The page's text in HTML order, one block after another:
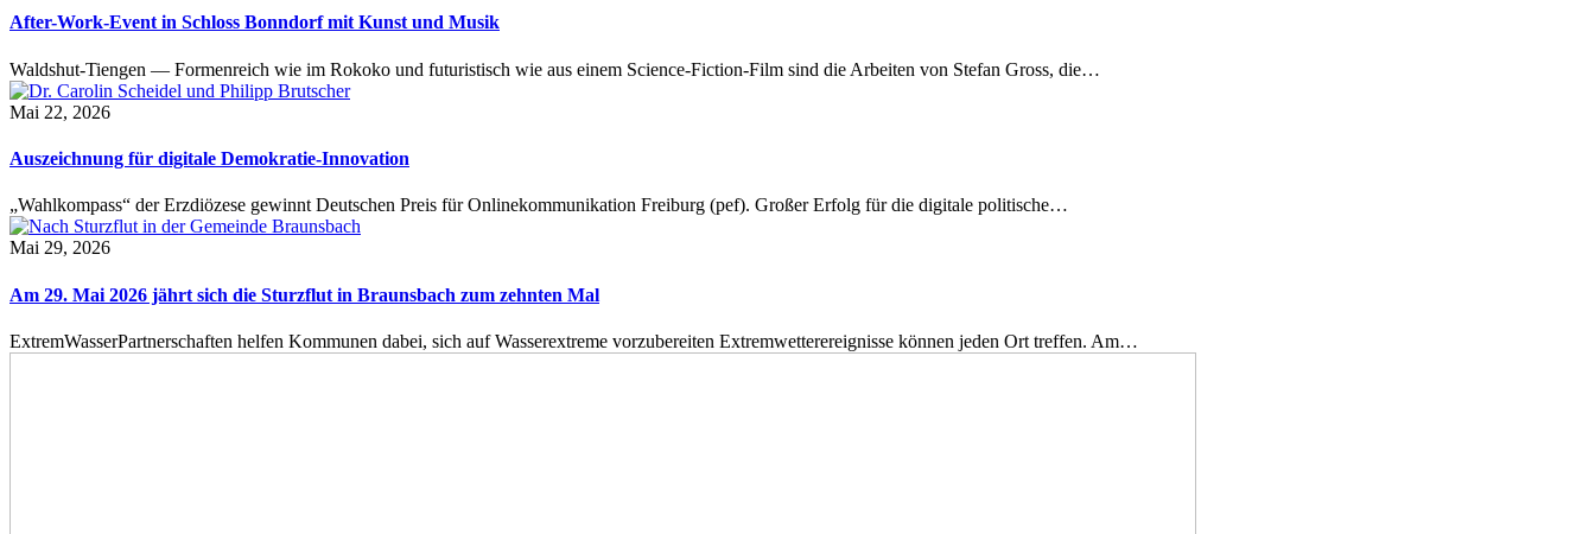
After-Work-Event in Schloss Bonndorf mit Kunst und Musik
Waldshut-Tiengen — Formenreich wie im Rokoko und futuristisch wie aus einem Science-Fiction-Film sind die Arbeiten von Stefan Gross, die…
Mai 22, 2026
Auszeichnung für digitale Demokratie-Innovation
„Wahlkompass“ der Erzdiözese gewinnt Deutschen Preis für Onlinekommunikation Freiburg (pef). Großer Erfolg für die digitale politische…
Mai 29, 2026
Am 29. Mai 2026 jährt sich die Sturzflut in Braunsbach zum zehnten Mal
ExtremWasserPartnerschaften helfen Kommunen dabei, sich auf Wasserextreme vorzubereiten Extremwetterereignisse können jeden Ort treffen. Am…